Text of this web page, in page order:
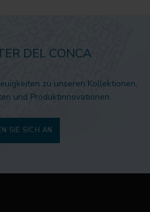
DEL CONCA
zu unseren Kollektionen,
und Produktinnovationen.
SIE SICH AN